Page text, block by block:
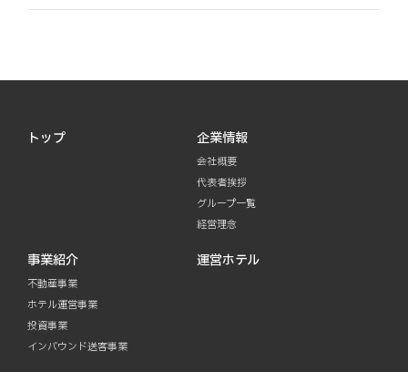
トップ 企業情報
会社概要
代表者挨拶
グループ一覧
経営理念
事業紹介
不動産事業
ホテル運営事業
投資事業
インバウンド送客事業
運営ホテル